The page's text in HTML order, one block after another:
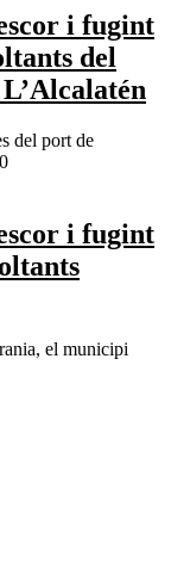
i fugint
del
del port de
i fugint
el municipi